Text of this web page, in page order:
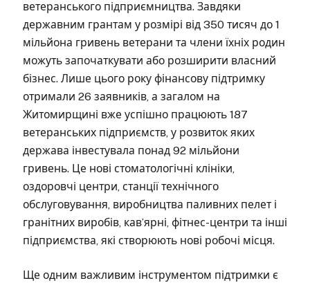
ветеранського підприємництва. Завдяки
державним грантам у розмірі від 350 тисяч до 1
мільйона гривень ветерани та члени їхніх родин
можуть започаткувати або розширити власний
бізнес. Лише цього року фінансову підтримку
отримали 26 заявників, а загалом на
Житомирщині вже успішно працюють 187
ветеранських підприємств, у розвиток яких
держава інвестувала понад 92 мільйони
гривень. Це нові стоматологічні клініки,
оздоровчі центри, станції технічного
обслуговування, виробництва паливних пелет і
гранітних виробів, кав’ярні, фітнес-центри та інші
підприємства, які створюють нові робочі місця.
Ще одним важливим інструментом підтримки є